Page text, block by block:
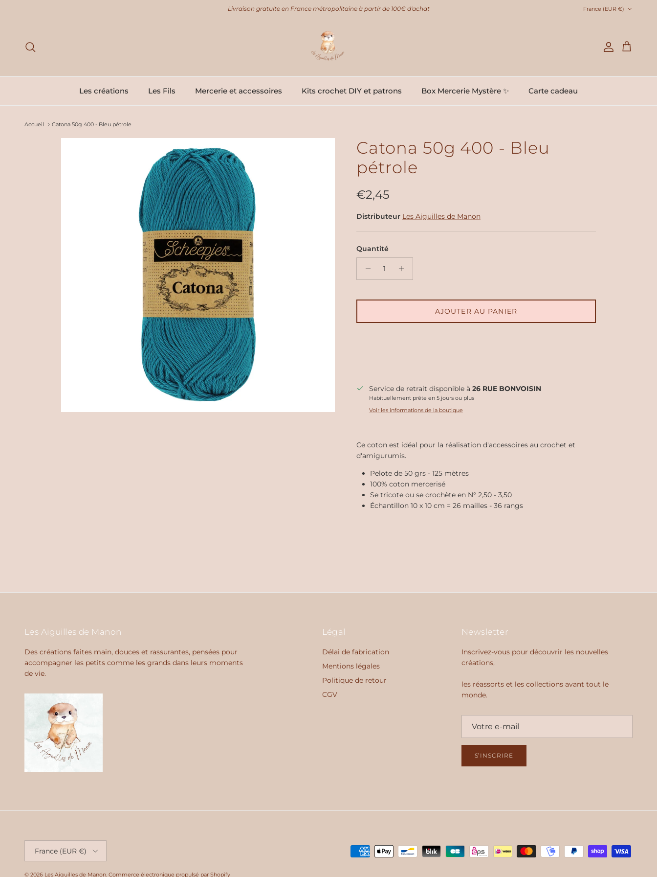
Livraison gratuite en France métropolitaine à partir de 100€ d'achat
France (EUR €)
ComptePanier
Les créations Les Fils Mercerie et accessoires Kits crochet DIY et patrons Box Mercerie Mystère ✨ Carte cadeau
Accueil Catona 50g 400 - Bleu pétrole
Catona 50g 400 - Bleu
pétrole
Prix habituel
€2,45
Distributeur Les Aiguilles de Manon
Quantité
AJOUTER AU PANIER
Service de retrait disponible à 26 RUE BONVOISIN
Habituellement prête en 5 jours ou plus
Voir les informations de la boutique
Ce coton est idéal pour la réalisation d'accessoires au crochet et
d'amigurumis.
Pelote de 50 grs - 125 mètres
100% coton mercerisé
Se tricote ou se crochète en N° 2,50 - 3,50
Échantillon 10 x 10 cm = 26 mailles - 36 rangs
Les Aiguilles de Manon
Des créations faites main, douces et rassurantes, pensées pour
accompagner les petits comme les grands dans leurs moments
de vie.
Légal
Délai de fabrication
Mentions légales
Politique de retour
CGV
Newsletter
Inscrivez-vous pour découvrir les nouvelles
créations,
les réassorts et les collections avant tout le
monde.
S’INSCRIRE
France (EUR €)
© 2026 Les Aiguilles de Manon. Commerce électronique propulsé par Shopify